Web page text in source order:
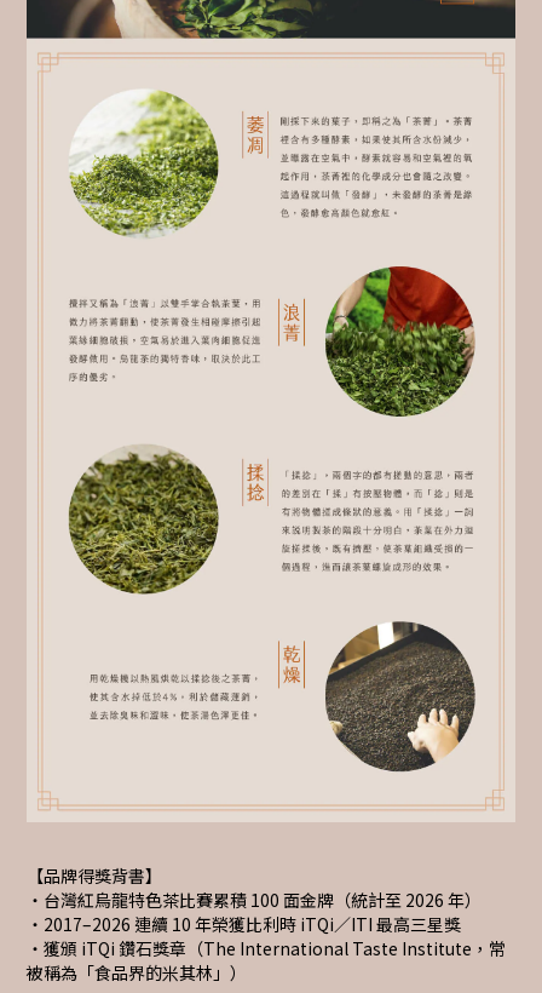
【品牌得獎背書】
・台灣紅烏龍特色茶比賽累積 100 面金牌（統計至 2026 年）
・2017–2026 連續 10 年榮獲比利時 iTQi／ITI 最高三星獎
・獲頒 iTQi 鑽石獎章（The International Taste Institute，常
被稱為「食品界的米其林」）